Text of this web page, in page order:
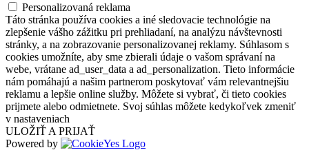
Personalizovaná reklama
Táto stránka používa cookies a iné sledovacie technológie na
zlepšenie vášho zážitku pri prehliadaní, na analýzu návštevnosti
stránky, a na zobrazovanie personalizovanej reklamy. Súhlasom s
cookies umožníte, aby sme zbierali údaje o vašom správaní na
webe, vrátane ad_user_data a ad_personalization. Tieto informácie
nám pomáhajú a našim partnerom poskytovať vám relevantnejšiu
reklamu a lepšie online služby. Môžete si vybrať, či tieto cookies
prijmete alebo odmietnete. Svoj súhlas môžete kedykoľvek zmeniť
v nastaveniach
ULOŽIŤ A PRIJAŤ
Powered by